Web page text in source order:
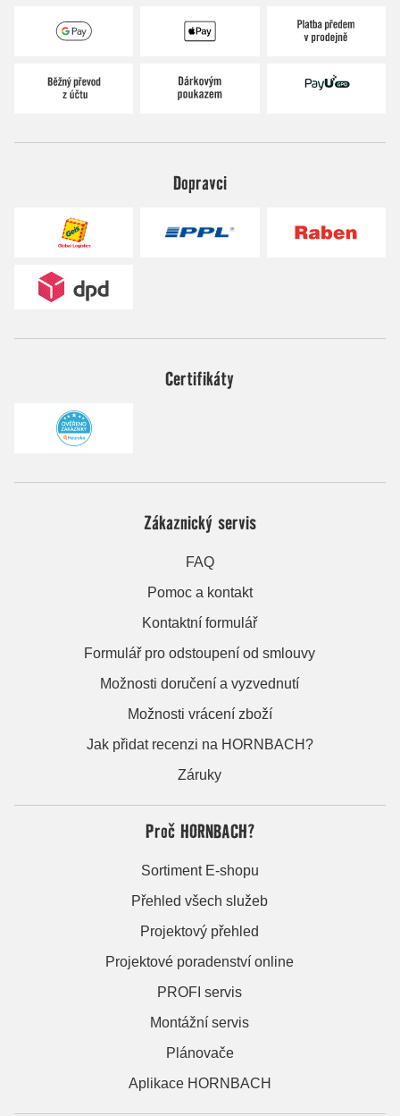
Dopravci
Certifikáty
Zákaznický servis
FAQ
Pomoc a kontakt
Kontaktní formulář
Formulář pro odstoupení od smlouvy
Možnosti doručení a vyzvednutí
Možnosti vrácení zboží
Jak přidat recenzi na HORNBACH?
Záruky
Proč HORNBACH?
Sortiment E-shopu
Přehled všech služeb
Projektový přehled
Projektové poradenství online
PROFI servis
Montážní servis
Plánovače
Aplikace HORNBACH